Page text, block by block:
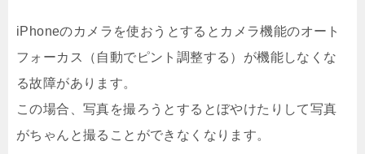
iPhoneのカメラを使おうとするとカメラ機能のオート
フォーカス（自動でピント調整する）が機能しなくな
る故障があります。
この場合、写真を撮ろうとするとぼやけたりして写真
がちゃんと撮ることができなくなります。